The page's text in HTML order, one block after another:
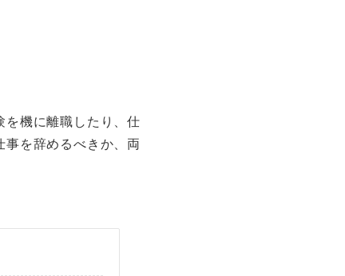
機に離職したり、仕
を辞めるべきか、両